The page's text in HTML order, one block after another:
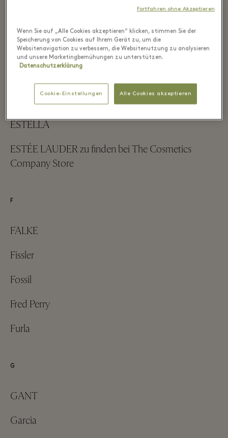
Elisabetta Franchi
ESTELLA
ESTÉE LAUDER zu finden bei The Cosmetics
Company Store
F
FALKE
Fissler
Fossil
Fred Perry
Furla
G
GANT
Garcia
Wenn Sie auf „Alle Cookies akzeptieren“ klicken, stimmen Sie der
Speicherung von Cookies auf Ihrem Gerät zu, um die
Websitenavigation zu verbessern, die Websitenutzung zu analysieren
und unsere Marketingbemühungen zu unterstützen.
Datenschutzerklärung
Cookie-Einstellungen Alle Cookies akzeptieren
Fortfahren ohne Akzeptieren